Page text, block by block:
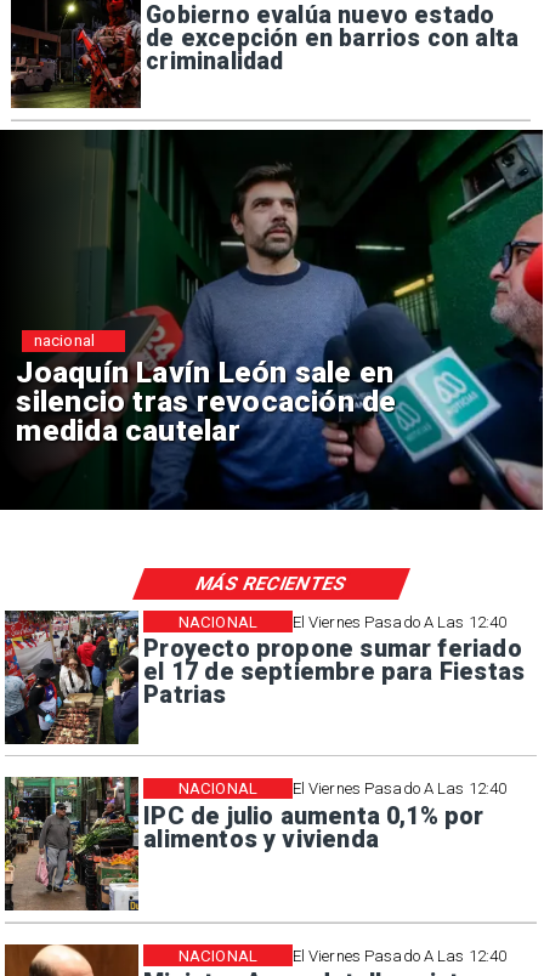
Gobierno evalúa nuevo estado
de excepción en barrios con alta
criminalidad
Chile y Venezuela formalizan
reinicio de relaciones
consulares
nacional
El Viernes Pasado A Las 12:40
Proyecto propone sumar feriado
el 17 de septiembre para Fiestas
Patrias
NACIONAL
El Viernes Pasado A Las 12:40
IPC de julio aumenta 0,1% por
alimentos y vivienda
NACIONAL
El Viernes Pasado A Las 12:40
NACIONAL
MÁS RECIENTES